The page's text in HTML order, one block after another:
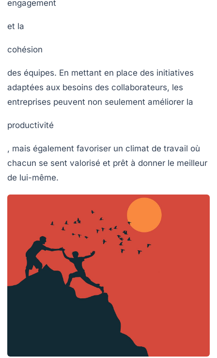
engagement
et la
cohésion
des équipes. En mettant en place des initiatives
adaptées aux besoins des collaborateurs, les
entreprises peuvent non seulement améliorer la
productivité
, mais également favoriser un climat de travail où
chacun se sent valorisé et prêt à donner le meilleur
de lui-même.